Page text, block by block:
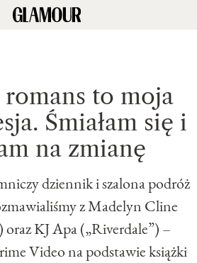
to moja
Śmiałam się i
na zmianę
dziennik i szalona podróż
z Madelyn Cline
oraz KJ Apa („Riverdale”) –
Video na podstawie książki